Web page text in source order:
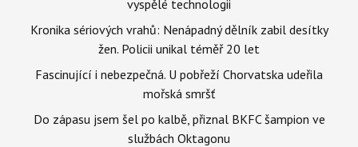
vyspělé technologii
Kronika sériových vrahů: Nenápadný dělník zabil desítky
žen. Policii unikal téměř 20 let
Fascinující i nebezpečná. U pobřeží Chorvatska udeřila
mořská smršť
Do zápasu jsem šel po kalbě, přiznal BKFC šampion ve
službách Oktagonu